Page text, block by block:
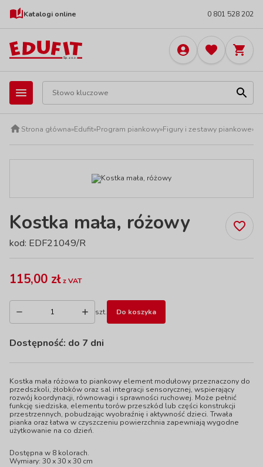
Katalogi online 0 801 528 202
Strona główna»Edufit»Program piankowy»Figury i zestawy piankowe»
Kostka mała, różowy
kod: EDF21049/R
115,00 złz VAT
szt. Do koszyka
Dostępność: do 7 dni
Kostka mała różowa to piankowy element modułowy przeznaczony do
przedszkoli, żłobków oraz sal integracji sensorycznej, wspierający
rozwój koordynacji, równowagi i sprawności ruchowej. Może pełnić
funkcję siedziska, elementu torów przeszkód lub części konstrukcji
przestrzennych, pobudzając wyobraźnię i aktywność dzieci. Trwała
pianka oraz łatwa w czyszczeniu powierzchnia zapewniają wygodne
użytkowanie na co dzień.
Dostępna w 8 kolorach.
Wymiary: 30 x 30 x 30 cm